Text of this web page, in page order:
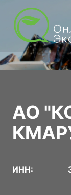
АО
ИНН: